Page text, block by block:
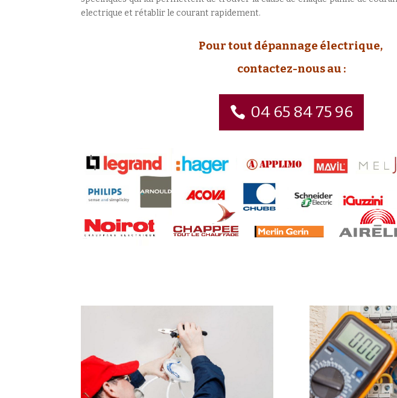
electrique et rétablir le courant rapidement.
Pour tout dépannage électrique,
contactez-nous au :
04 65 84 75 96